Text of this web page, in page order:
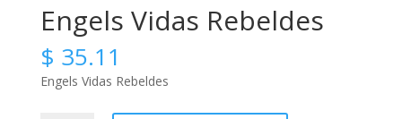
Engels Vidas Rebeldes
$ 35.11
Engels Vidas Rebeldes